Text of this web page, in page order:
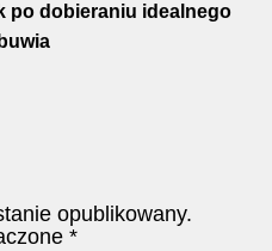
po dobieraniu idealnego
opublikowany.
*